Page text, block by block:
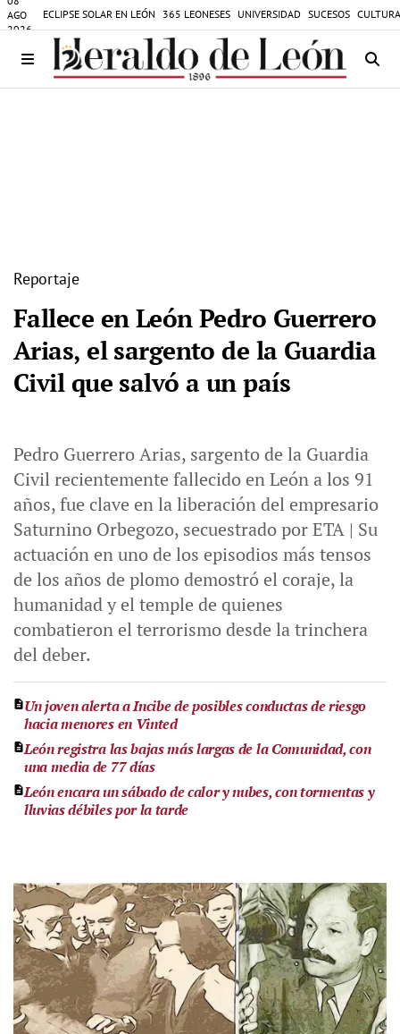
AGO
2026
ECLIPSE SOLAR EN LEÓN 365 LEONESES UNIVERSIDAD SUCESOS
Reportaje
Fallece en León Pedro Guerrero
Arias, el sargento de la Guardia
Civil que salvó a un país
Pedro Guerrero Arias, sargento de la Guardia
Civil recientemente fallecido en León a los 91
años, fue clave en la liberación del empresario
Saturnino Orbegozo, secuestrado por ETA | Su
actuación en uno de los episodios más tensos
de los años de plomo demostró el coraje, la
humanidad y el temple de quienes
combatieron el terrorismo desde la trinchera
del deber.
Un joven alerta a Incibe de posibles conductas de riesgo
hacia menores en Vinted
León registra las bajas más largas de la Comunidad, con
una media de 77 días
León encara un sábado de calor y nubes, con tormentas y
lluvias débiles por la tarde